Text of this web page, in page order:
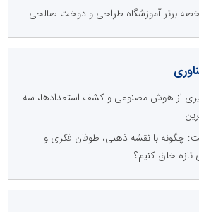
برتر آموزشگاه طراحی و دوخت صالحی
از هوش مصنوعی و کشف استعدادها، سه
چگونه با نقشه ذهنی، طوفان فکری و
تازه خلق کنیم؟